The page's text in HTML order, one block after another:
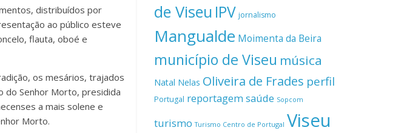
distribuídos por
ao público esteve
flauta, oboé e
os mesários, trajados
do Senhor Morto, presidida
a mais solene e
Morto.
de Viseu IPV jornalismo
Mangualde Moimenta da Beira
município de Viseu música
Natal Nelas Oliveira de Frades perfil
Portugal reportagemsaúde Sopcom
turismo Turismo Centro de Portugal Viseu